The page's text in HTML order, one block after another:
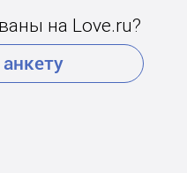
на Love.ru?